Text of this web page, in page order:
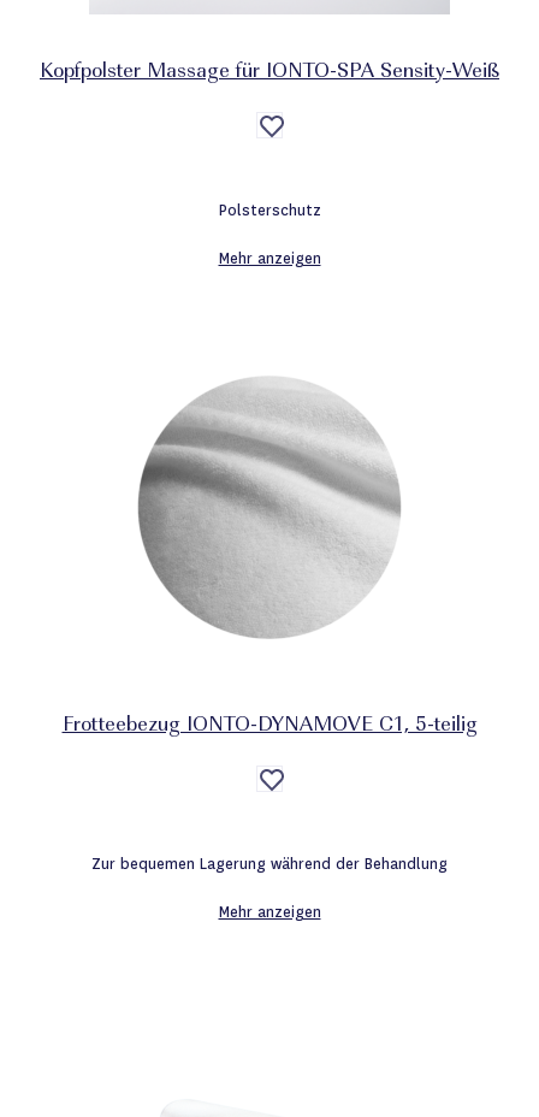
Kopfpolster Massage für IONTO-SPA Sensity-Weiß
Auf
die
Polsterschutz
Mehr anzeigen
Frotteebezug IONTO-DYNAMOVE C1, 5-teilig
Auf
die
Zur bequemen Lagerung während der Behandlung
Mehr anzeigen